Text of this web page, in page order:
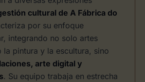
cultural de A Fábrica do
por su enfoque
integrando no solo artes
la pintura y la escultura, sino
arte digital y
. Su equipo trabaja en estrecha